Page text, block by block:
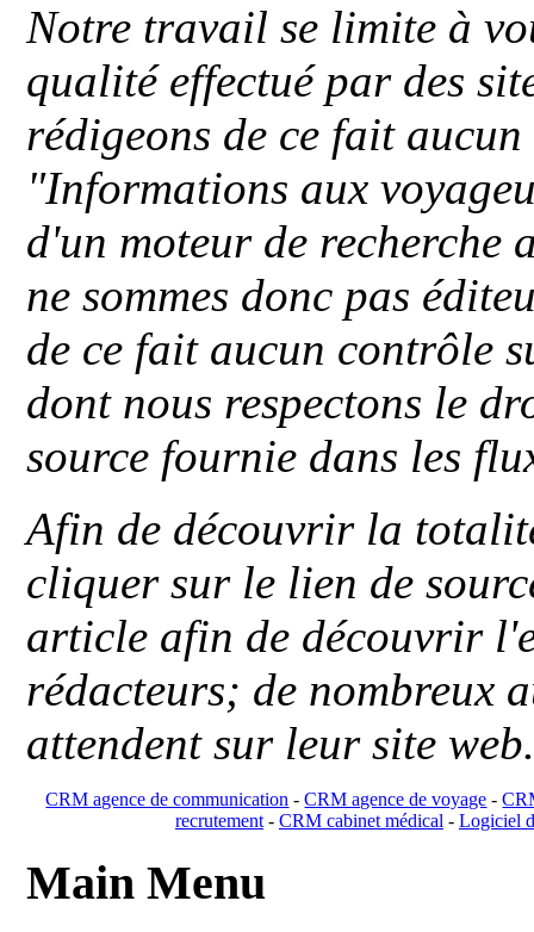
Notre travail se limite à
qualité effectué par des
rédigeons de ce fait
"Informations aux
d'un moteur de recherche
ne sommes donc pas
de ce fait aucun contrôle
dont nous respectons le
source fournie dans les
Afin de découvrir la
cliquer sur le lien de
article afin de découvrir
rédacteurs; de nombreux
attendent sur leur site
CRM agence de communication -CRM agence de voyage -
recrutement- CRM cabinet médical- Logiciel
Main Menu